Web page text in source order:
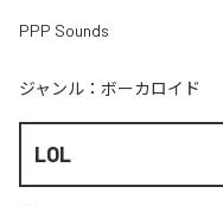
PPP Sounds
ジャンル： ボーカロイド
LOL